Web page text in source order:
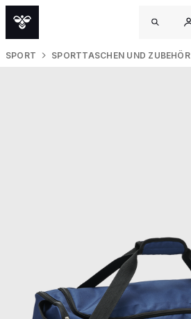
SPORT SPORTTASCHEN UND ZUBEHÖR